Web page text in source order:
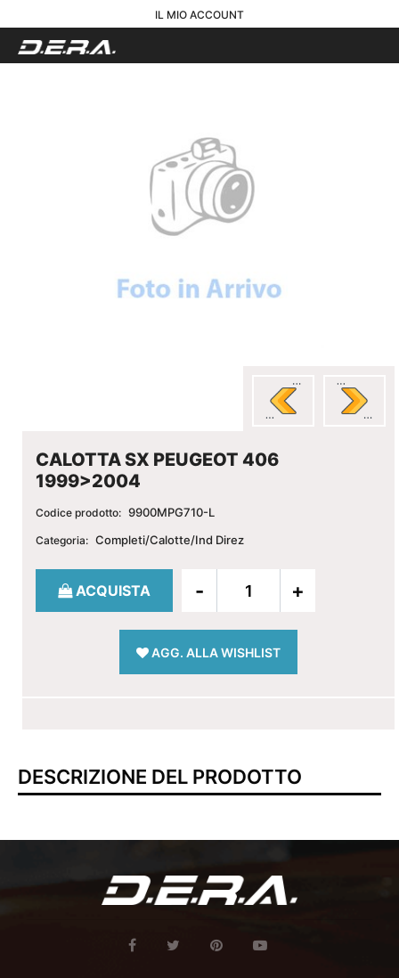
IL MIO ACCOUNT
CALOTTA SX PEUGEOT 406
1999>2004
Codice prodotto: 9900MPG710-L
Categoria: Completi/Calotte/Ind Direz
Quantità
ACQUISTA
AGG. ALLA WISHLIST
DESCRIZIONE DEL PRODOTTO